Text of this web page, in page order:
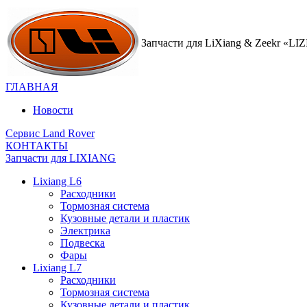
Запчасти для LiXiang & Zeekr
ГЛАВНАЯ
Новости
Сервис Land Rover
КОНТАКТЫ
Запчасти для LIXIANG
Lixiang L6
Расходники
Тормозная система
Кузовные детали и пластик
Электрика
Подвеска
Фары
Lixiang L7
Расходники
Тормозная система
Кузовные детали и пластик